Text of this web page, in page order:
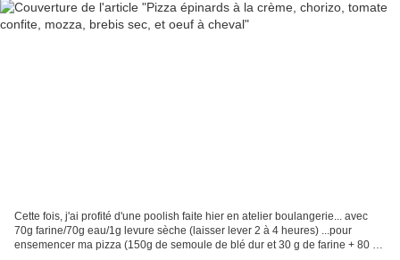
Cette fois, j'ai profité d'une poolish faite hier en atelier boulangerie... avec
70g farine/70g eau/1g levure sèche (laisser lever 2 à 4 heures) ...pour
ensemencer ma pizza (150g de semoule de blé dur et 30 g de farine + 80 g